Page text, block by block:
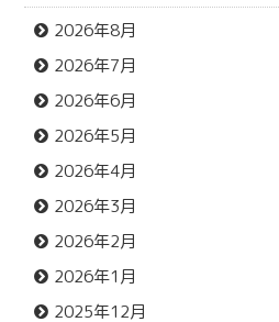
2026年8月
2026年7月
2026年6月
2026年5月
2026年4月
2026年3月
2026年2月
2026年1月
2025年12月